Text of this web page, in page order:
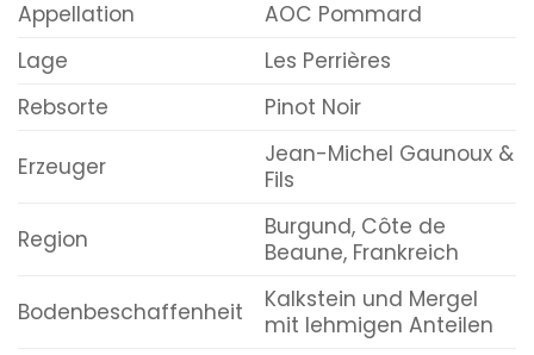
Appellation
AOC Pommard
Lage
Les Perrières
Rebsorte
Pinot Noir
Erzeuger
Jean-Michel Gaunoux &
Fils
Region
Burgund, Côte de
Beaune, Frankreich
Bodenbeschaffenheit
Kalkstein und Mergel
mit lehmigen Anteilen